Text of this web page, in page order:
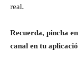
real.
Recuerda, pincha en
canal en tu